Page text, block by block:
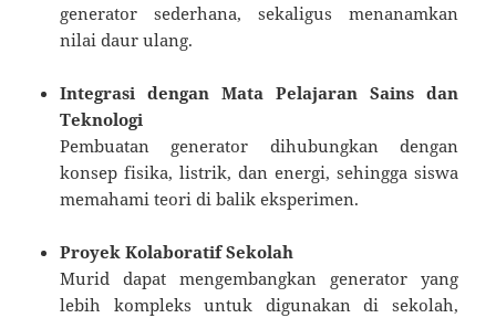
generator sederhana, sekaligus menanamkan
nilai daur ulang.
Integrasi dengan Mata Pelajaran Sains dan
Teknologi
Pembuatan generator dihubungkan dengan
konsep fisika, listrik, dan energi, sehingga siswa
memahami teori di balik eksperimen.
Proyek Kolaboratif Sekolah
Murid dapat mengembangkan generator yang
lebih kompleks untuk digunakan di sekolah,